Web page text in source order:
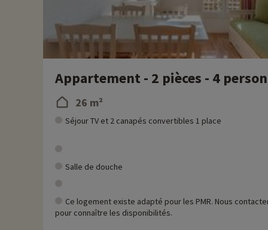
Appartement - 2 pièces - 4
26 m²
Séjour TV et 2 canapés convertibles 1 place
Salle de douche
Ce logement existe adapté pour les PMR. Nous
pour connaître les disponibilités.